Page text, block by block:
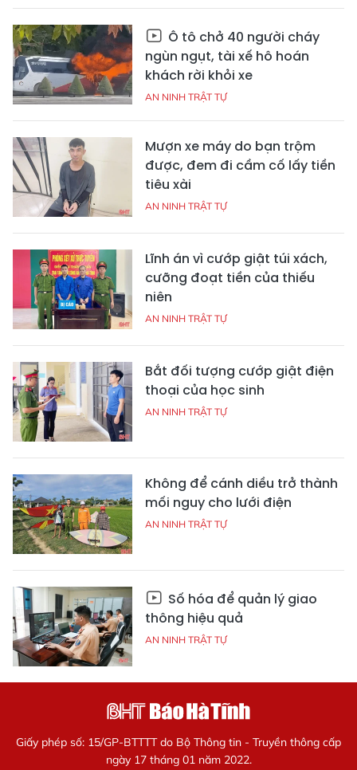
Ô tô chở 40 người cháy
ngùn ngụt, tài xế hô hoán
khách rời khỏi xe
AN NINH TRẬT TỰ
Mượn xe máy do bạn trộm
được, đem đi cầm cố lấy tiền
tiêu xài
AN NINH TRẬT TỰ
Lĩnh án vì cướp giật túi xách,
cưỡng đoạt tiền của thiếu
niên
AN NINH TRẬT TỰ
Bắt đối tượng cướp giật điện
thoại của học sinh
AN NINH TRẬT TỰ
Không để cánh diều trở thành
mối nguy cho lưới điện
AN NINH TRẬT TỰ
Số hóa để quản lý giao
thông hiệu quả
AN NINH TRẬT TỰ
Giấy phép số: 15/GP-BTTTT do Bộ Thông tin - Truyền thông cấp
ngày 17 tháng 01 năm 2022.